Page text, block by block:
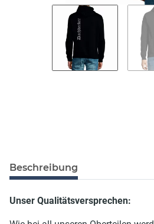
Beschreibung
Unser Qualitätsversprechen: